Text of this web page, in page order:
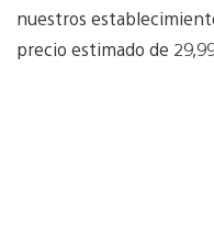
nuestros
precio estimado de